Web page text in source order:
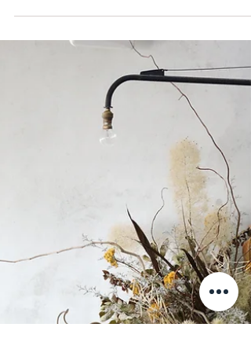
10月のお休みと営業時間変更のお知らせです . ︎通
. ︎定休日以外の休みと営業時間変更 ↓↓↓ 7日(土)…
open12:00-close19:00 8日(日)…終日close(ご予